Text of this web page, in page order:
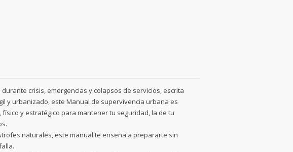
crisis, emergencias y colapsos de servicios, escrita
y urbanizado, este Manual de supervivencia urbana es
y estratégico para mantener tu seguridad, la de tu
naturales, este manual te enseña a prepararte sin